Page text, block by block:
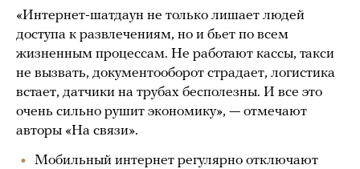
«Интернет-шатдаун не только лишает людей
доступа к развлечениям, но и бьет по всем
жизненным процессам. Не работают кассы, такси
не вызвать, документооборот страдает, логистика
встает, датчики на трубах бесполезны. И все это
очень сильно рушит экономику», — отмечают
авторы «На связи».
Мобильный интернет регулярно отключают